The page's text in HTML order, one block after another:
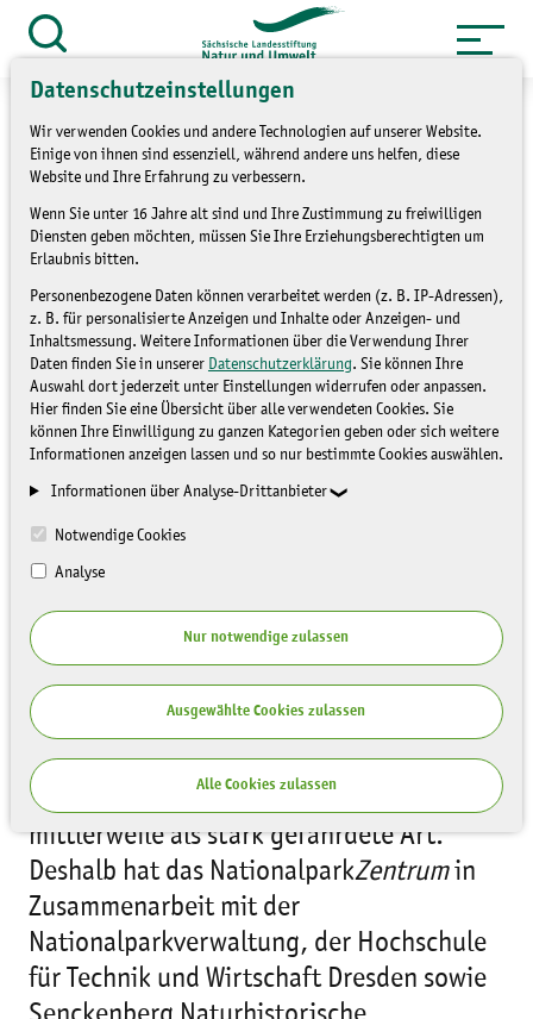
Datenschutzeinstellungen
Wir verwenden Cookies und andere Technologien auf unserer Website.
Einige von ihnen sind essenziell, während andere uns helfen, diese
Website und Ihre Erfahrung zu verbessern.
Wenn Sie unter 16 Jahre alt sind und Ihre Zustimmung zu freiwilligen
Diensten geben möchten, müssen Sie Ihre Erziehungsberechtigten um
Erlaubnis bitten.
Personenbezogene Daten können verarbeitet werden (z. B. IP-Adressen),
z. B. für personalisierte Anzeigen und Inhalte oder Anzeigen- und
Inhaltsmessung. Weitere Informationen über die Verwendung Ihrer
Daten finden Sie in unserer Datenschutzerklärung. Sie können Ihre
Auswahl dort jederzeit unter Einstellungen widerrufen oder anpassen.
Hier finden Sie eine Übersicht über alle verwendeten Cookies. Sie
können Ihre Einwilligung zu ganzen Kategorien geben oder sich weitere
Informationen anzeigen lassen und so nur bestimmte Cookies auswählen.
Informationen über Analyse-Drittanbieter
Notwendige Cookies
Analyse
Nur notwendige zulassen
Ausgewählte Cookies zulassen
Alle Cookies zulassen
Zum
Inhalt
springen
öffnen
Service » Presse und Medien
» Pressemitteilungen
Der Feuersalamander
braucht Hilfe
PRESSEMITTEILUNGEN
Der Feuersalamander gilt in Sachsen, im
Gegensatz zu anderen Bundesländern,
mittlerweile als stark gefährdete Art.
Deshalb hat das NationalparkZentrumin
Zusammenarbeit mit der
Nationalparkverwaltung, der Hochschule
für Technik und Wirtschaft Dresden sowie